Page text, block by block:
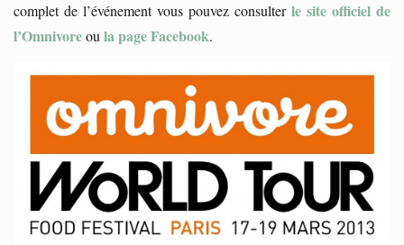
complet de l’événement vous pouvez consulter le site officiel de
l’Omnivoreoula page Facebook.